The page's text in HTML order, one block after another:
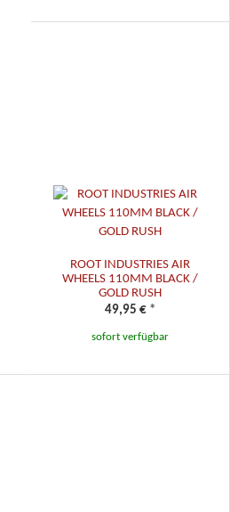
ROOT INDUSTRIES AIR
WHEELS 110MM BLACK /
GOLD RUSH
49,95 € *
sofort verfügbar